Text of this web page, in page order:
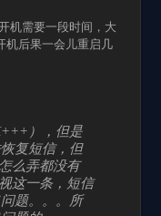
机需要一段时间，大
机后果一会儿重启几
），但是
复短信，但
么弄都没有
这一条，短信
题。。。所